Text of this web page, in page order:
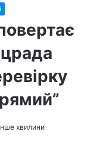
хвилини